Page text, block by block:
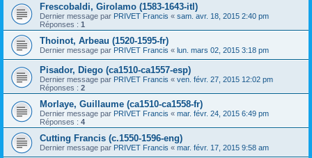
Frescobaldi, Girolamo (1583-1643-itl)
Dernier message par PRIVET Francis « sam. avr. 18, 2015 2:40 pm
Réponses : 1
Thoinot, Arbeau (1520-1595-fr)
Dernier message par PRIVET Francis « lun. mars 02, 2015 3:18 pm
Pisador, Diego (ca1510-ca1557-esp)
Dernier message par PRIVET Francis « ven. févr. 27, 2015 12:02 pm
Réponses : 2
Morlaye, Guillaume (ca1510-ca1558-fr)
Dernier message par PRIVET Francis « mar. févr. 24, 2015 6:49 pm
Réponses : 4
Cutting Francis (c.1550-1596-eng)
Dernier message par PRIVET Francis « mar. févr. 17, 2015 9:58 am